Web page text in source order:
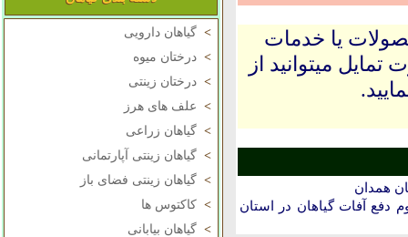
> گیاهان دارویی
> درختان میوه
> درختان زینتی
> علف های هرز
> گیاهان زراعی
> گیاهان زینتی آپارتمانی
> گیاهان زینتی فضای باز
> کاکتوس ها
> گیاهان بیابانی
یا خدمات
میتوانید از
همدان
آفات گیاهان در استان